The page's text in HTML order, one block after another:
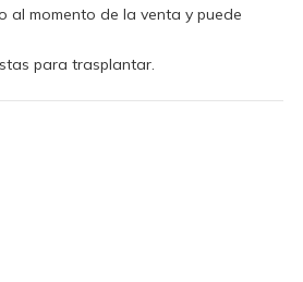
al momento de la venta y puede
para trasplantar.